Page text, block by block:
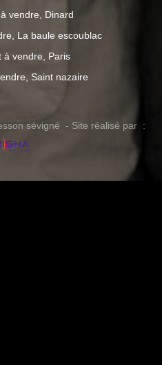
vendre, Dinard
La baule escoublac
à vendre, Paris
Saint nazaire
sévigné - Site réalisé par :